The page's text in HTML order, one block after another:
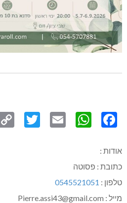
אודות :
כתובת : פסוטה
טלפון : 0545521051
מייל : Pierre.assi43@gmail.com